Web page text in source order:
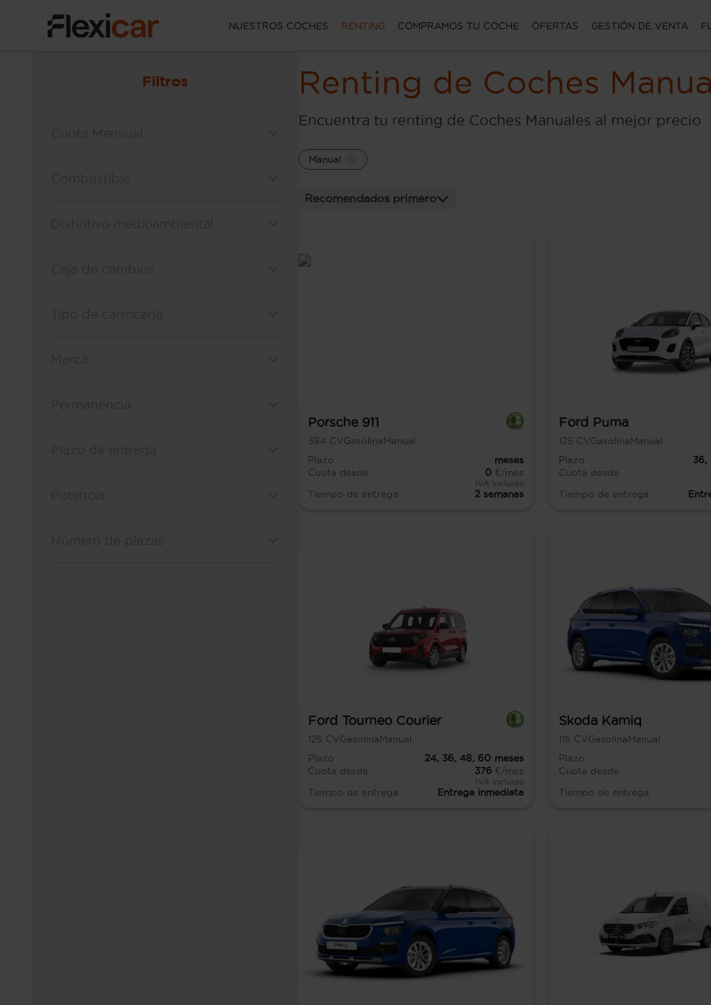
NUESTROS COCHES RENTING COMPRAMOS TU COCHE OFERTAS GESTIÓN DE VENTA
Filtros Renting de Coches
Encuentra tu renting de Coches Manuales al mejor precio
Manual
Recomendados primero
Porsche 911
394 CVGasolina Manual
Plazo
meses
Cuota desde
0 €/mes
IVA incluido
Tiempo de entrega 2 semanas
Ford Puma
125 CVGasolina Manual
Plazo
36,
Cuota desde
Tiempo de entrega
Ford Tourneo Courier
125 CVGasolinaManual
Plazo
24, 36, 48, 60 meses
Cuota desde
376 €/mes
IVA incluido
Tiempo de entrega Entrega inmediata
Skoda Kamiq
115 CVGasolinaManual
Plazo
Cuota desde
Tiempo de entrega